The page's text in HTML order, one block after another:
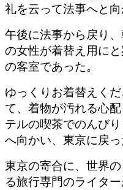
礼を云って法事へと向
午後に法事から戻り
の女性が着替え用に
の客室であった。
ゆっくりお着替えく
て、着物が汚れる心
テルの喫茶でのんび
へ向かい、東京に戻っ
東京の寄合に、世界
る旅行専門のライタ